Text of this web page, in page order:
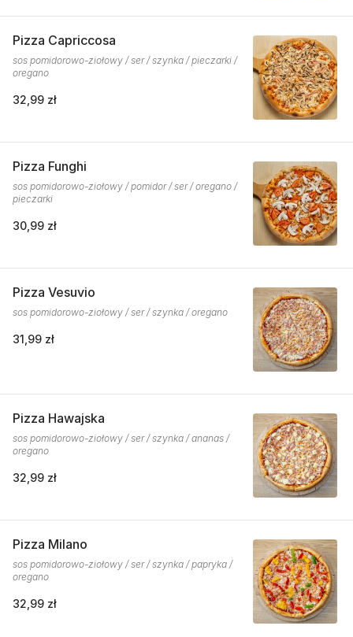
Pizza Capriccosa
sos pomidorowo-ziołowy / ser / szynka / pieczarki /
oregano
32,99 zł
Pizza Funghi
sos pomidorowo-ziołowy / pomidor / ser / oregano /
pieczarki
30,99 zł
Pizza Vesuvio
sos pomidorowo-ziołowy / ser / szynka / oregano
31,99 zł
Pizza Hawajska
sos pomidorowo-ziołowy / ser / szynka / ananas /
oregano
32,99 zł
Pizza Milano
sos pomidorowo-ziołowy / ser / szynka / papryka /
oregano
32,99 zł